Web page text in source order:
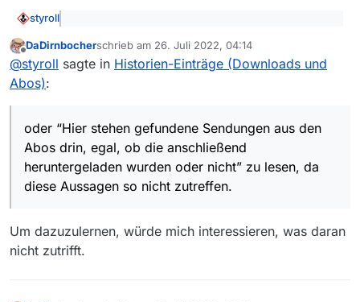
styroll
sachlichen Inhalt und nicht die Person
Wie du oben siehst, habe ich versucht, die Funktion der
besagten Datei für den OP besser zu beschreiben bzw.
“agressiv angegangen”. Das nehme ich mit Bedauern
zur Kenntnis.
über Abos gefunden wurden.” oder “Hier stehen
gefundene Sendungen aus den Abos drin, egal, ob die
anschließend heruntergeladen wurden oder nicht” zu
lesen, da diese Aussagen so nicht zutreffen.
EDIT (für Interessierte – vgl. nachfolgender Post):
Die letzte Aussage ergibt so viel Sinn wie etwa diese:
“Hier auf dem Friedhof finden sich Gräber von Soldaten
aus dem 1. Weltkrieg, egal, ob diese anschliessend
gefallen sind oder nicht.”
Offline
DaDirnbocherschrieb am 26. Juli 2022, 04:14
zuletzt editiert von
@styroll sagte in Historien-Einträge (Downloads und
Abos):
oder “Hier stehen gefundene Sendungen aus den
Abos drin, egal, ob die anschließend
heruntergeladen wurden oder nicht” zu lesen, da
diese Aussagen so nicht zutreffen.
Um dazuzulernen, würde mich interessieren, was daran
nicht zutrifft.